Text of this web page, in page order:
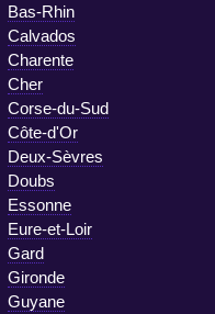
Bas-Rhin
Calvados
Charente
Cher
Corse-du-Sud
Côte-d'Or
Deux-Sèvres
Doubs
Essonne
Eure-et-Loir
Gard
Gironde
Guyane